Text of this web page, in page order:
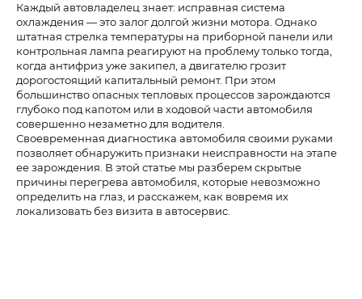
Каждый автовладелец знает: исправная система
охлаждения — это залог долгой жизни мотора. Однако
штатная стрелка температуры на приборной панели или
контрольная лампа реагируют на проблему только тогда,
когда антифриз уже закипел, а двигателю грозит
дорогостоящий капитальный ремонт. При этом
большинство опасных тепловых процессов зарождаются
глубоко под капотом или в ходовой части автомобиля
совершенно незаметно для водителя.
Своевременная диагностика автомобиля своими руками
позволяет обнаружить признаки неисправности на этапе
ее зарождения. В этой статье мы разберем скрытые
причины перегрева автомобиля, которые невозможно
определить на глаз, и расскажем, как вовремя их
локализовать без визита в автосервис.